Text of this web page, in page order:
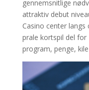
gennemsnitlige
attraktiv debut
Casino center
prale kortspil del
program, penge, kile